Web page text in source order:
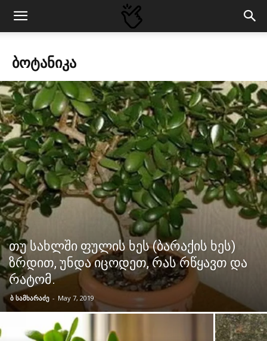
ᲑᲝᲢᲐᲜᲘᲙᲐ
თუ სახლში ფულის ხეს (ბარაქის ხეს)
ზრდით, უნდა იცოდეთ, რას რწყავთ და
რატომ.
ბ სამხარაძე - May 7, 2019